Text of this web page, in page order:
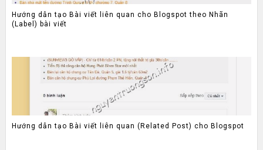
Hướng dẫn tạo Bài viết liên quan cho Blogspot theo Nhãn
(Label) bài viết
Hướng dẫn tạo Bài viết liên quan (Related Post) cho Blogspot